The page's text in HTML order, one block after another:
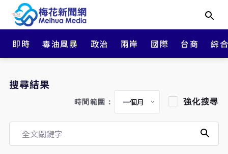
即時 毒油風暴 政治 兩岸 國際 台商 綜
搜尋結果
時間範圍： 強化搜尋